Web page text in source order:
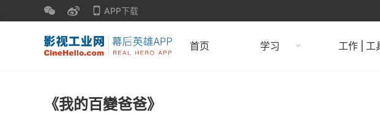
APP下载
首页 学习 工作 | 工
《我的百變爸爸》